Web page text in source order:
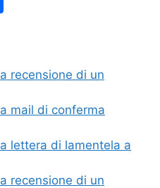
di
di
recensione di un
mail di conferma
lettera di lamentela a
recensione di un